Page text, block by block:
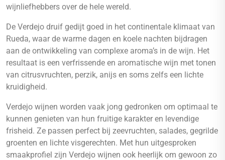
wijnliefhebbers over de hele wereld.
De Verdejo druif gedijt goed in het continentale klimaat van
Rueda, waar de warme dagen en koele nachten bijdragen
aan de ontwikkeling van complexe aroma’s in de wijn. Het
resultaat is een verfrissende en aromatische wijn met tonen
van citrusvruchten, perzik, anijs en soms zelfs een lichte
kruidigheid.
Verdejo wijnen worden vaak jong gedronken om optimaal te
kunnen genieten van hun fruitige karakter en levendige
frisheid. Ze passen perfect bij zeevruchten, salades, gegrilde
groenten en lichte visgerechten. Met hun uitgesproken
smaakprofiel zijn Verdejo wijnen ook heerlijk om gewoon zo